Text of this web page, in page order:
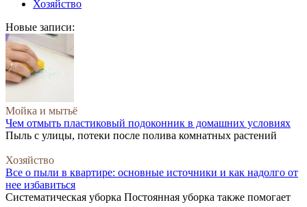
Хозяйство
Новые записи:
Мойка и мытьё
Чем отмыть пластиковый подоконник в домашних условиях
Пыль с улицы, потеки после полива комнатных растений
Хозяйство
Все о пыли в квартире: основные источники и как надолго от
нее избавиться
Систематическая уборка Постоянная уборка также помогает